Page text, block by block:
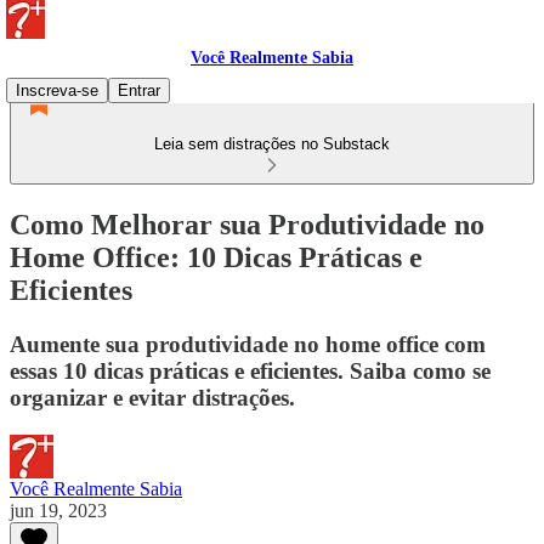
Você Realmente Sabia
Inscreva-se
Entrar
Leia sem distrações no Substack
Como Melhorar sua Produtividade no
Home Office: 10 Dicas Práticas e
Eficientes
Aumente sua produtividade no home office com
essas 10 dicas práticas e eficientes. Saiba como se
organizar e evitar distrações.
Você Realmente Sabia
jun 19, 2023